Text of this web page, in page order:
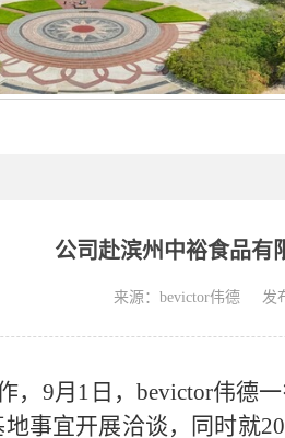
公司赴滨州中裕食品有
来源：bevictor伟德 发
，9月1日，bevictor伟德
事宜开展洽谈，同时就